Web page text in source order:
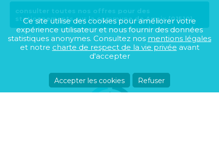
consulter toutes nos offres pour des
stationnements sur la commune de Armix (01510)
Ce site utilise des cookies pour améliorer votre
expérience utilisateur et nous fournir des données
statistiques anonymes. Consultez nos mentions légales
et notre charte de respect de la vie privée avant
d'accepter
Accepter les cookies Refuser